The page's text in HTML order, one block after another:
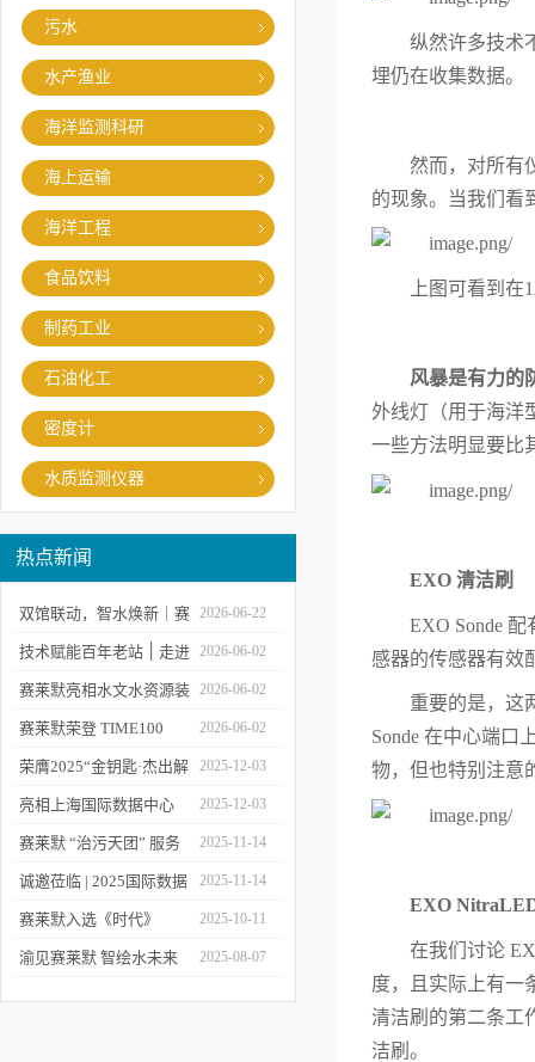
污水
水产渔业
海洋监测科研
海上运输
海洋工程
食品饮料
制药工业
石油化工
密度计
水质监测仪器
热点新闻
双馆联动，智水焕新｜赛
莱默精彩亮相2026上海世
环会
2026-06-22
技术赋能百年老站 ׀ 走进
都江堰：从千年治水智慧
到现代水文监测
2026-06-02
赛莱默亮相水文水资源装
备展 | 以数字化和智能化
技术赋能水文现代化建设
2026-06-02
赛莱默荣登 TIME100
2026 全球百强影响力企
业榜单
2026-06-02
荣膺2025“金钥匙·杰出解
决方案”！赛莱默青少年
水教育行动，浇灌可持续
发展未来
2025-12-03
亮相上海国际数据中心
展！赛莱默助力AI时代数
智未来
2025-12-03
赛莱默 “治污天团” 服务
亚洲污水处理厂
2025-11-14
诚邀莅临 | 2025国际数据
中心展
2025-11-14
赛莱默入选《时代》
“2025全球最佳公司”榜单
2025-10-11
渝见赛莱默 智绘水未来 2025-08-07
纵然许多技术
埋仍在收集数据。
然而，对所有
的现象。当我们看
上图可看到
风暴是有力的
外线灯（用于海洋
一些方法明显要比
EXO 清洁刷
EXO Sonde
感器的传感器有效
重要的是，这
Sonde 在中心端口
物，但也特别注意
EXO
在我们讨论
度，且实际上有一
清洁刷的第二条工
洁刷。